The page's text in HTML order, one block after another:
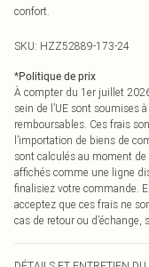
confort.
SKU: HZZ52889-173-24
*Politique de prix
À compter du 1er juillet
sein de l’UE sont soumises
remboursables. Ces frais
l’importation de biens de
sont calculés au moment de
affichés comme une ligne
finalisiez votre commande.
acceptez que ces frais ne
cas de retour ou d’échange,